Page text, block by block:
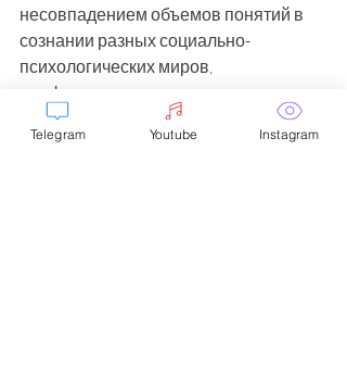
несовпадением объемов понятий в
сознании разных социально-
психологических миров,
профессиональных групп, этносов.
Литература:
Telegram Youtube Instagram